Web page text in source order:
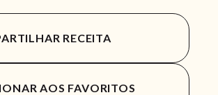
RECEITA
AOS FAVORITOS